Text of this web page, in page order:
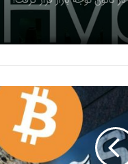
۷۶ درصدی تپ‌سواپ در اولین روز
بازگشتی در کار است؟
ماسک برای بررسی فورت
طلا به سود بیت‌کوین تمام